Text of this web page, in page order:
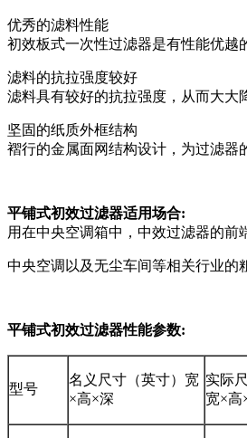
优秀的滤料性能
初效板式一次性过滤器是有性能优越
滤料的抗拉强度较好
滤料具有较好的抗拉强度，从而大大
坚固的纸质外框结构
褶行的金属面网结构设计，为过滤器
平铺式初效过滤器适用场合:
用在中央空调箱中，中效过滤器的前
中央空调以及无尘车间等相关行业的
平铺式初效过滤器性能参数:
型号
名义尺寸（英寸）宽
×高×深
实际
宽×高